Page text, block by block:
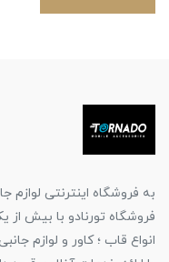
به فروشگاه اینترنتی لوازم
فروشگاه تورنادو با بیش
انواع قاب ؛ کاور و لوازم